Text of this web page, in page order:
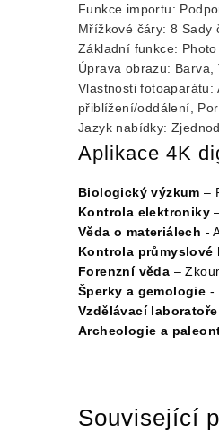
Funkce importu:
Mřížkové čáry: 8 Sady
Základní funkce:
Úprava obrazu:
Vlastnosti fotoaparátu:
přiblížení/oddálení,
Jazyk nabídky:
Aplikace 4K
Biologický výzkum –
Kontrola elektroniky
Věda o materiálech -
Kontrola průmyslové
Forenzní věda –
Šperky a gemologie -
Vzdělávací laboratoře
Archeologie a
Související